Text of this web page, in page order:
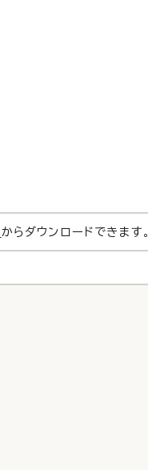
からダウンロードできます。